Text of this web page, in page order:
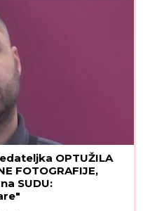
OPTUŽILA
FOTOGRAFIJE,
SUDU: